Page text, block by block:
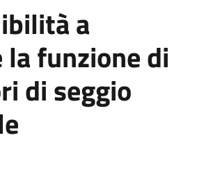
a
funzione di
di seggio